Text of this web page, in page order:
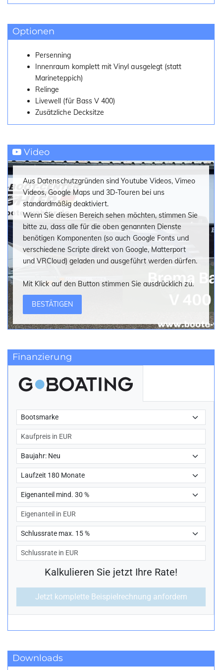
Halterung für Echolotgeber
Opferanodenhalterung
Belüftete Stauräume
Badeleiter
Getränkehalter
Optionen
Persenning
Innenraum komplett mit Vinyl ausgelegt (statt
Marineteppich)
Relinge
Livewell (für Bass V 400)
Zusätzliche Decksitze
Video
Aus Datenschutzgründen sind Youtube Videos, Vimeo
Videos, Google Maps und 3D-Touren bei uns
standardmäßig deaktiviert.
Wenn Sie diesen Bereich sehen möchten, stimmen Sie
bitte zu, dass alle für die oben genannten Dienste
benötigen Komponenten (so auch Google Fonts und
verschiedene Scripte direkt von Google, Matterport
und VRCloud) geladen und ausgeführt werden dürfen.
Mit Klick auf den Button stimmen Sie ausdrücklich zu.
BESTÄTIGEN
Finanzierung
Downloads